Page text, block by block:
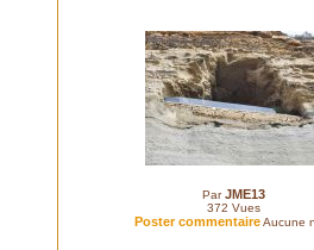
ParJME13
372 Vues
Poster commentaireAucune